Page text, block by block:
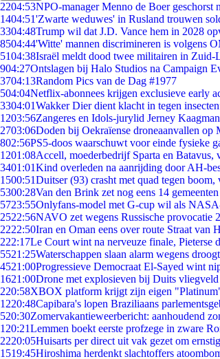
2204:53NPO-manager Menno de Boer geschorst
1404:51'Zwarte weduwes' in Rusland trouwen
3304:48Trump wil dat J.D. Vance hem in 2028
8504:44'Witte' mannen discrimineren is volgens
5104:38Israël meldt dood twee militairen in Zuid-
904:27Ontslagen bij Halo Studios na Campaign
3704:13Random Pics van de Dag #1977
504:04Netflix-abonnees krijgen exclusieve early
3304:01Wakker Dier dient klacht in tegen
1203:56Zangeres en Idols-jurylid Jerney
2703:06Doden bij Oekraïense droneaanvallen op
802:56PS5-doos waarschuwt voor einde fysieke
1201:08Accell, moederbedrijf Sparta en Batavus,
3401:01Kind overleden na aanrijding door AH-
1500:51Duitser (93) crasht met quad tegen boom,
5300:28Van den Brink zet nog eens 14
5723:55Onlyfans-model met G-cup wil als
2522:56NAVO zet wegens Russische provocatie
2222:50Iran en Oman eens over route Straat van
222:17Le Court wint na nerveuze finale, Pieterse
5521:25Waterschappen slaan alarm wegens
4521:00Progressieve Democraat El-Sayed wint
1621:00Drone met explosieven bij Duits
220:58XBOX platform krijgt zijn eigen
1220:48Capibara's lopen Braziliaans
520:30Zomervakantieweerbericht: aanhoudend
1 20:21Lemmen boekt eerste profzege in zware
2220:05Huisarts per direct uit vak gezet om
1519:45Hiroshima herdenkt slachtoffers